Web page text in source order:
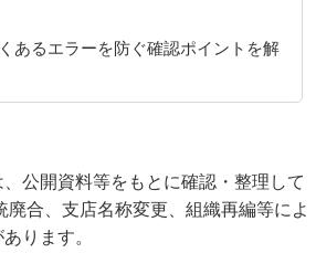
あるエラーを防ぐ確認ポイントを解
公開資料等をもとに確認・整理して
廃合、支店名称変更、組織再編等によ
ります。